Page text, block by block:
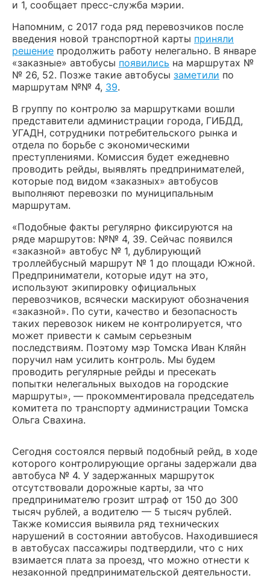
и 1, сообщает пресс-служба мэрии.
Напомним, с 2017 года ряд перевозчиков после
введения новой транспортной карты приняли
решение продолжить работу нелегально. В январе
«заказные» автобусы появились на маршрутах №
№ 26, 52. Позже такие автобусы заметили по
маршрутам №№ 4, 39.
В группу по контролю за маршрутками вошли
представители администрации города, ГИБДД,
УГАДН, сотрудники потребительского рынка и
отдела по борьбе с экономическими
преступлениями. Комиссия будет ежедневно
проводить рейды, выявлять предпринимателей,
которые под видом «заказных» автобусов
выполняют перевозки по муниципальным
маршрутам.
«Подобные факты регулярно фиксируются на
ряде маршрутов: №№ 4, 39. Сейчас появился
«заказной» автобус № 1, дублирующий
троллейбусный маршрут № 1 до площади Южной.
Предприниматели, которые идут на это,
используют экипировку официальных
перевозчиков, всячески маскируют обозначения
«заказной». По сути, качество и безопасность
таких перевозок никем не контролируется, что
может привести к самым серьезным
последствиям. Поэтому мэр Томска Иван Кляйн
поручил нам усилить контроль. Мы будем
проводить регулярные рейды и пресекать
попытки нелегальных выходов на городские
маршруты», — прокомментировала председатель
комитета по транспорту администрации Томска
Ольга Свахина.
Сегодня состоялся первый подобный рейд, в ходе
которого контролирующие органы задержали два
автобуса № 4. У задержанных маршруток
отсутствовали дорожные карты, за что
предпринимателю грозит штраф от 150 до 300
тысяч рублей, а водителю — 5 тысяч рублей.
Также комиссия выявила ряд технических
нарушений в состоянии автобусов. Находившиеся
в автобусах пассажиры подтвердили, что с них
взимается плата за проезд, что можно отнести к
незаконной предпринимательской деятельности.